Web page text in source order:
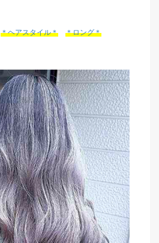
＊ヘアスタイル＊ ＊ロング＊